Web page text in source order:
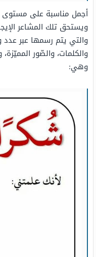
أجمل مناسبة على مستوى
ويستحق تلك المشاعر
والتي يتم رسمها عبر عدد
والكلمات، والصّور
وهي: